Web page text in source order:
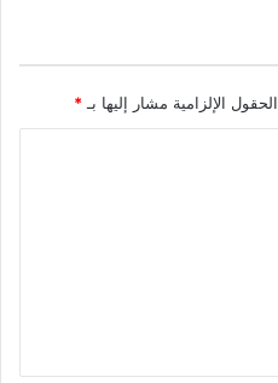
الحقول الإلزامية مشار إليها بـ *